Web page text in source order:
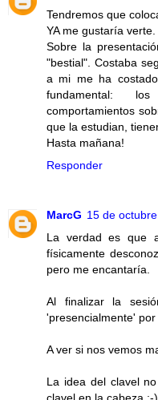
Tendremos que
YA me gustaría verte.
Sobre la
"bestial". Costaba
a mi me ha
fundamental:
comportamientos
que la estudian,
Hasta mañana!
Responder
MarcG 15 de
La verdad es que
físicamente
pero me encantaría.
Al finalizar la
'presencialmente' por
A ver si nos vemos
La idea del clavel